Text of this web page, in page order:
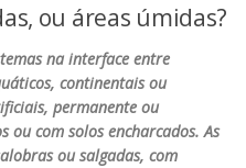
ou áreas úmidas?
na interface entre
continentais ou
permanente ou
ou com solos encharcados. As
ou salgadas, com